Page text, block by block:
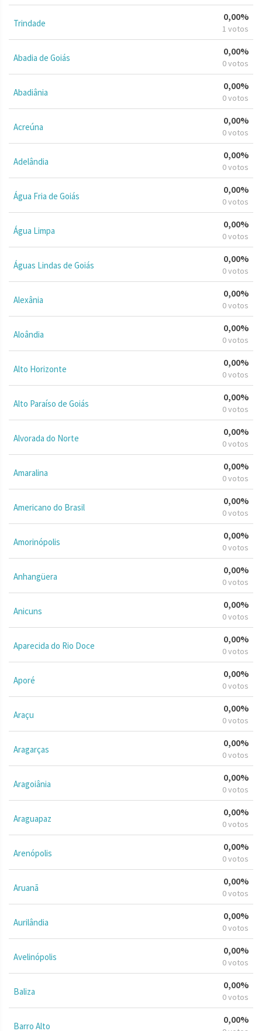
Trindade
0,00%
1 votos
Abadia de Goiás
0,00%
0 votos
Abadiânia
0,00%
0 votos
Acreúna
0,00%
0 votos
Adelândia
0,00%
0 votos
Água Fria de Goiás
0,00%
0 votos
Água Limpa
0,00%
0 votos
Águas Lindas de Goiás
0,00%
0 votos
Alexânia
0,00%
0 votos
Aloândia
0,00%
0 votos
Alto Horizonte
0,00%
0 votos
Alto Paraíso de Goiás
0,00%
0 votos
Alvorada do Norte
0,00%
0 votos
Amaralina
0,00%
0 votos
Americano do Brasil
0,00%
0 votos
Amorinópolis
0,00%
0 votos
Anhangüera
0,00%
0 votos
Anicuns
0,00%
0 votos
Aparecida do Rio Doce
0,00%
0 votos
Aporé
0,00%
0 votos
Araçu
0,00%
0 votos
Aragarças
0,00%
0 votos
Aragoiânia
0,00%
0 votos
Araguapaz
0,00%
0 votos
Arenópolis
0,00%
0 votos
Aruanã
0,00%
0 votos
Aurilândia
0,00%
0 votos
Avelinópolis
0,00%
0 votos
Baliza
0,00%
0 votos
Barro Alto
0,00%